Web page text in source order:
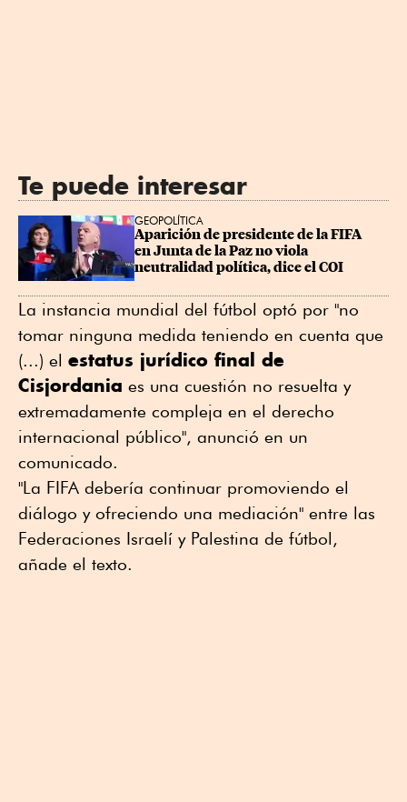
Te puede interesar
GEOPOLÍTICA
Aparición de presidente de la FIFA
en Junta de la Paz no viola
neutralidad política, dice el COI
La instancia mundial del fútbol optó por "no
tomar ninguna medida teniendo en cuenta que
(...) el estatus jurídico final de
Cisjordania es una cuestión no resuelta y
extremadamente compleja en el derecho
internacional público", anunció en un
comunicado.
"La FIFA debería continuar promoviendo el
diálogo y ofreciendo una mediación" entre las
Federaciones Israelí y Palestina de fútbol,
añade el texto.